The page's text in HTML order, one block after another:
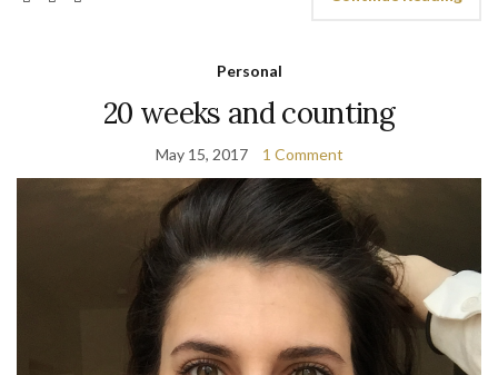
Personal
20 weeks and counting
May 15, 2017 1 Comment